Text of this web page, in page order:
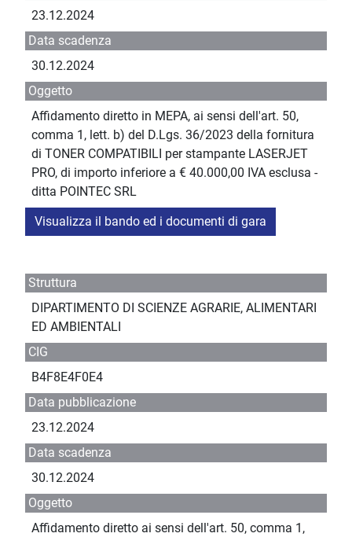
23.12.2024
Data scadenza
30.12.2024
Oggetto
Affidamento diretto in MEPA, ai sensi dell'art. 50,
comma 1, lett. b) del D.Lgs. 36/2023 della fornitura
di TONER COMPATIBILI per stampante LASERJET
PRO, di importo inferiore a € 40.000,00 IVA esclusa -
ditta POINTEC SRL
Visualizza il bando ed i documenti di gara
Struttura
DIPARTIMENTO DI SCIENZE AGRARIE, ALIMENTARI
ED AMBIENTALI
CIG
B4F8E4F0E4
Data pubblicazione
23.12.2024
Data scadenza
30.12.2024
Oggetto
Affidamento diretto ai sensi dell'art. 50, comma 1,